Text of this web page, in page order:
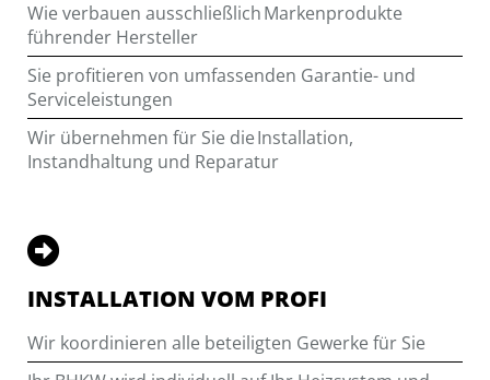
Wie verbauen ausschließlich Markenprodukte
führender Hersteller
Sie profitieren von umfassenden Garantie- und
Serviceleistungen
Wir übernehmen für Sie die Installation,
Instandhaltung und Reparatur
INSTALLATION VOM PROFI
Wir koordinieren alle beteiligten Gewerke für Sie